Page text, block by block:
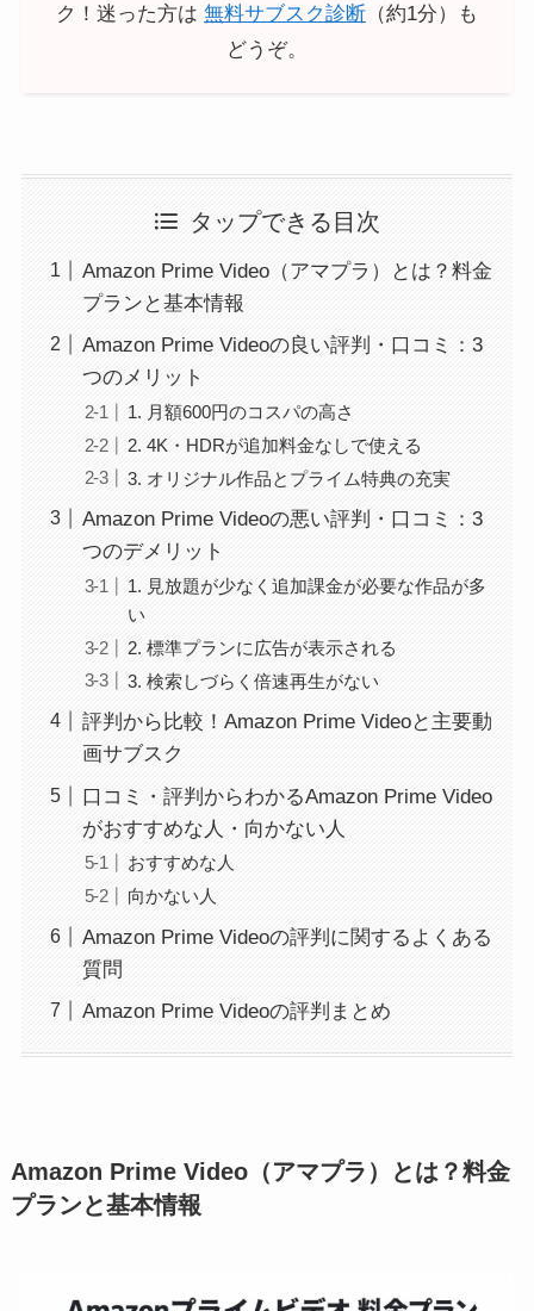
ク！迷った方は 無料サブスク診断 （約1分）も
どうぞ。
タップできる目次
Amazon Prime Video（アマプラ）とは？料金
プランと基本情報
Amazon Prime Videoの良い評判・口コミ：3
つのメリット
1. 月額600円のコスパの高さ
2. 4K・HDRが追加料金なしで使える
3. オリジナル作品とプライム特典の充実
Amazon Prime Videoの悪い評判・口コミ：3
つのデメリット
1. 見放題が少なく追加課金が必要な作品が多
い
2. 標準プランに広告が表示される
3. 検索しづらく倍速再生がない
評判から比較！Amazon Prime Videoと主要動
画サブスク
口コミ・評判からわかるAmazon Prime Video
がおすすめな人・向かない人
おすすめな人
向かない人
Amazon Prime Videoの評判に関するよくある
質問
Amazon Prime Videoの評判まとめ
Amazon Prime Video（アマプラ）とは？料金
プランと基本情報